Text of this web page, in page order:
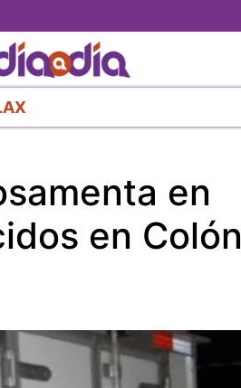
al
contenido
principal
en
en Colón